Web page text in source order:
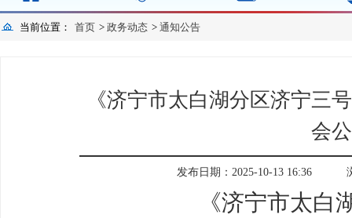
当前位置： 首页 > 政务动态 > 通知公告
《济宁市太白湖分区济宁三
会
发布日期：2025-10-13 16:36
《济宁市太白